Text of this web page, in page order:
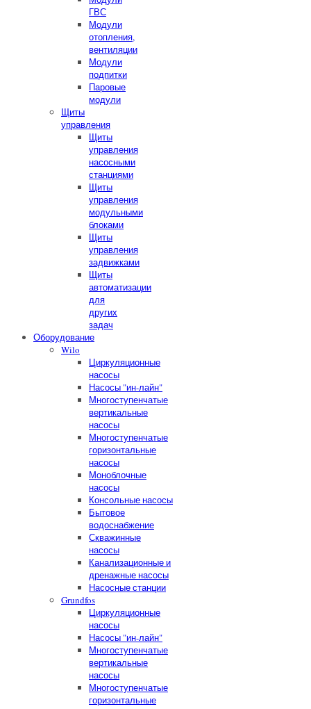
ГВС
Модули
отопления,
вентиляции
Модули
подпитки
Паровые
модули
Щиты
управления
Щиты
управления
насосными
станциями
Щиты
управления
модульными
блоками
Щиты
управления
задвижками
Щиты
автоматизации
для
других
задач
Оборудование
Wilo
Циркуляционные
насосы
Насосы "ин-лайн"
Многоступенчатые
вертикальные
насосы
Многоступенчатые
горизонтальные
насосы
Моноблочные
насосы
Консольные насосы
Бытовое
водоснабжение
Скважинные
насосы
Канализационные и
дренажные насосы
Насосные станции
Grundfos
Циркуляционные
насосы
Насосы "ин-лайн"
Многоступенчатые
вертикальные
насосы
Многоступенчатые
горизонтальные